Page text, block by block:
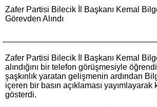
Zafer Partisi Bilecik İl Başkanı Kemal
Görevden Alındı
Zafer Partisi Bilecik İl Başkanı Kemal
alındığını bir telefon görüşmesiyle
şaşkınlık yaratan gelişmenin ardından
içeren bir basın açıklaması yayımlayarak
gösterdi.